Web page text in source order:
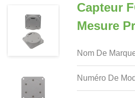
Capteur
Mesure
Nom De
Numéro De